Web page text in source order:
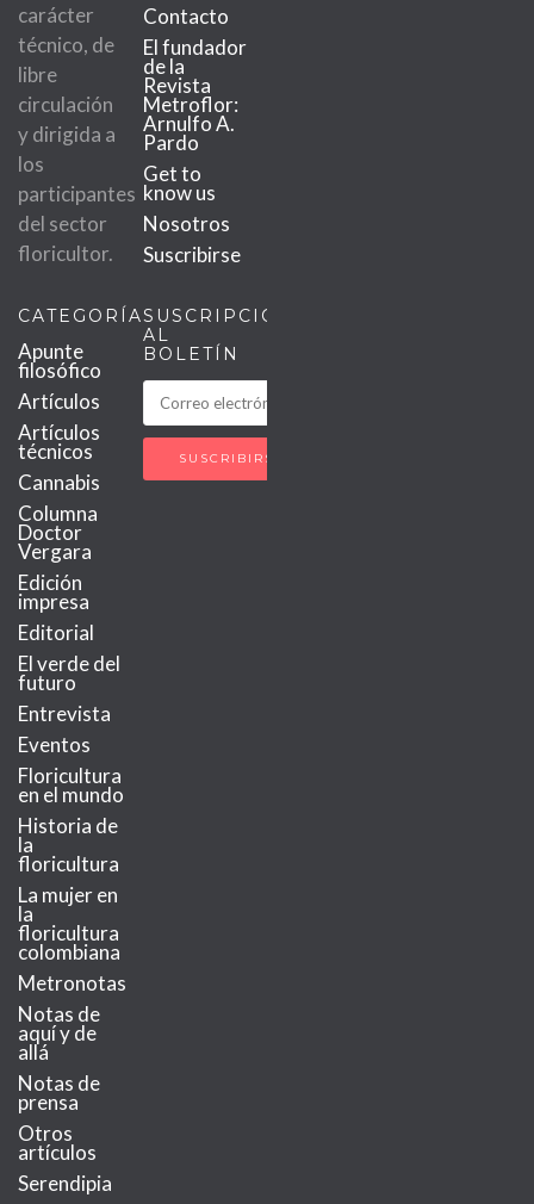
carácter
técnico, de
libre
circulación
y dirigida a
los
participantes
del sector
floricultor.
Contacto
El fundador
de la
Revista
Metroflor:
Arnulfo A.
Pardo
Get to
know us
Nosotros
Suscribirse
CATEGORÍAS
Apunte
filosófico
Artículos
Artículos
técnicos
Cannabis
Columna
Doctor
Vergara
Edición
impresa
Editorial
El verde del
futuro
Entrevista
Eventos
Floricultura
en el mundo
Historia de
la
floricultura
La mujer en
la
floricultura
colombiana
Metronotas
Notas de
aquí y de
allá
Notas de
prensa
Otros
artículos
Serendipia
SUSCRIPCIÓN
AL
BOLETÍN